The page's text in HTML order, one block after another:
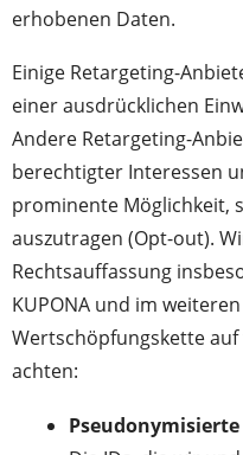
erhobenen Daten.
Einige Retargeting-
einer ausdrücklichen
Andere Retargeting-
berechtigter Interessen
prominente Möglichkeit,
auszutragen (Opt-out).
Rechtsauffassung
KUPONA und im
Wertschöpfungskette
achten: